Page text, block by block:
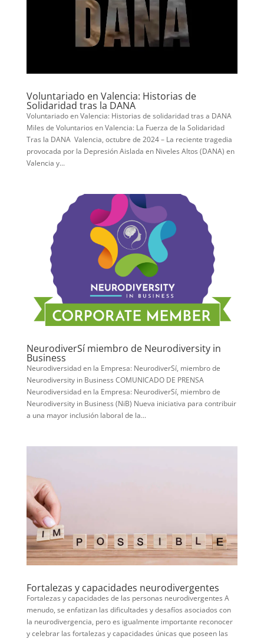
Voluntariado en Valencia: Historias de
Solidaridad tras la DANA
Voluntariado en Valencia: Historias de solidaridad tras a DANA
Miles de Voluntarios en Valencia: La Fuerza de la Solidaridad
Tras la DANA Valencia, octubre de 2024 – La reciente tragedia
provocada por la Depresión Aislada en Niveles Altos (DANA) en
Valencia y...
NeurodiverSí miembro de Neurodiversity in
Business
Neurodiversidad en la Empresa: NeurodiverSí, miembro de
Neurodiversity in Business COMUNICADO DE PRENSA
Neurodiversidad en la Empresa: NeurodiverSí, miembro de
Neurodiversity in Business (NiB) Nueva iniciativa para contribuir
a una mayor inclusión laboral de la...
Fortalezas y capacidades neurodivergentes
Fortalezas y capacidades de las personas neurodivergentes A
menudo, se enfatizan las dificultades y desafíos asociados con
la neurodivergencia, pero es igualmente importante reconocer
y celebrar las fortalezas y capacidades únicas que poseen las